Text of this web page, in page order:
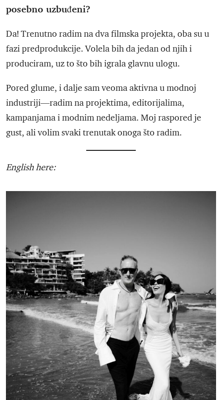
posebno uzbuđeni?
Da! Trenutno radim na dva filmska projekta, oba su u
fazi predprodukcije. Volela bih da jedan od njih i
produciram, uz to što bih igrala glavnu ulogu.
Pored glume, i dalje sam veoma aktivna u modnoj
industriji—radim na projektima, editorijalima,
kampanjama i modnim nedeljama. Moj raspored je
gust, ali volim svaki trenutak onoga što radim.
English here: